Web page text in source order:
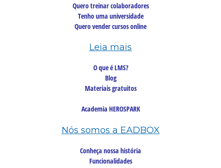
Quero treinar colaboradores
Tenho uma universidade
Quero vender cursos online
Leia mais
O que é LMS?
Blog
Materiais gratuitos
Academia HEROSPARK
Nós somos a EADBOX
Conheça nossa história
Funcionalidades